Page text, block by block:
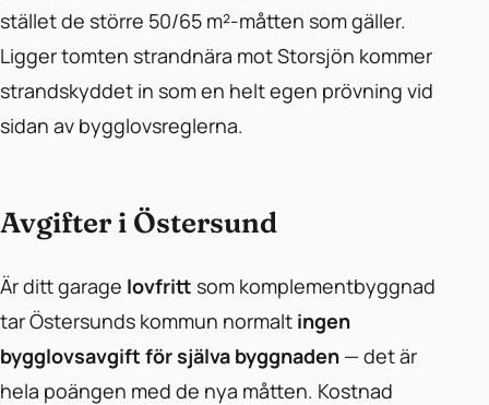
stället de större 50/65 m²-måtten som gäller.
Ligger tomten strandnära mot Storsjön kommer
strandskyddet in som en helt egen prövning vid
sidan av bygglovsreglerna.
Avgifter i Östersund
Är ditt garage lovfritt som komplementbyggnad
tar Östersunds kommun normalt ingen
bygglovsavgift för själva byggnaden — det är
hela poängen med de nya måtten. Kostnad